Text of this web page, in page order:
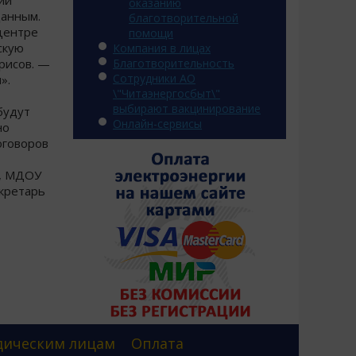
—
МДОУ
благотворительной
помощи
Компания в лицах
Благотворительность
Сотрудники АО
\"Читаэнергосбыт\"
выбирают вакцинирование
Онлайн-сервисы
лицам Оплата